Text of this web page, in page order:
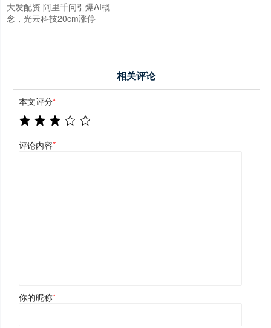
大发配资 阿里千问引爆AI概
念，光云科技20cm涨停
相关评论
本文评分*
评论内容*
你的昵称*